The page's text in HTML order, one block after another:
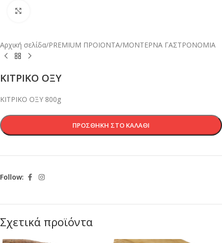
Αρχική σελίδα/PREMIUM ΠΡΟΙΟΝΤΑ/ΜΟΝΤΕΡΝΑ ΓΑΣΤΡΟΝΟΜΙΑ
ΚΙΤΡΙΚΟ ΟΞΥ
ΚΙΤΡΙΚΟ ΟΞΥ 800g
ΠΡΟΣΘΉΚΗ ΣΤΟ ΚΑΛΆΘΙ
Follow:
Σχετικά προϊόντα